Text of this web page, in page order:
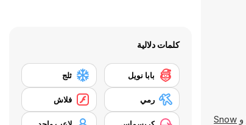
و Snow
كلمات دلالية
بابا نويل ثلج
رمي فلاش